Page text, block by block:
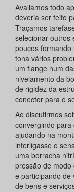
Avaliamos todo
deveria ser feito
Traçamos
selecionar outros
poucos
tona vários
um flange num
nivelamento da
de rigidez da
conector para o
Ao discutirmos
convergindo
ajudando na
interligasse o
uma borracha
pressão de
e participando de
de bens e